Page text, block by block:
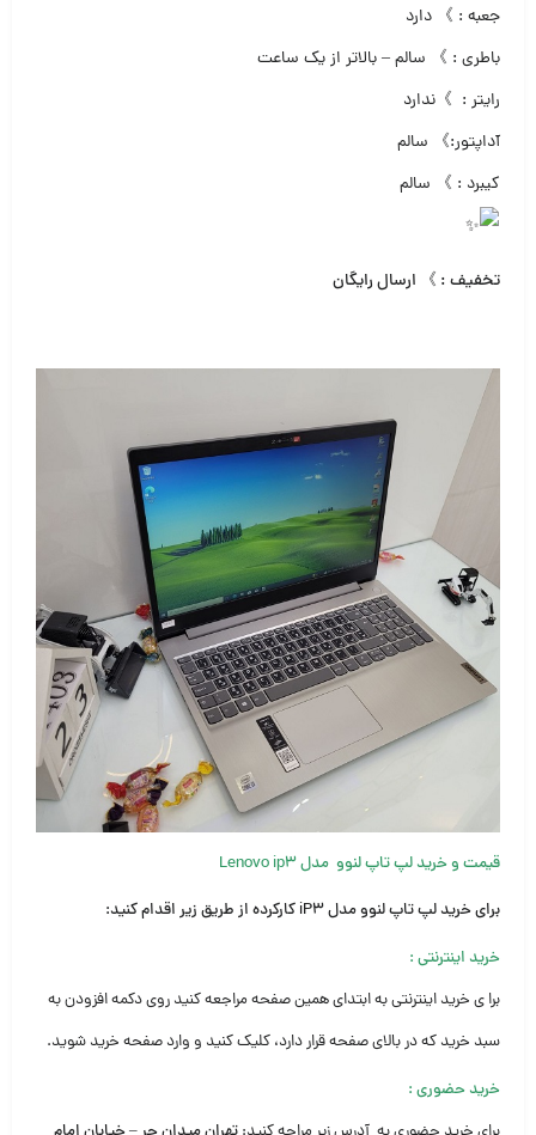
جعبه : 》 دارد
باطری : 》 سالم – بالاتر از یک ساعت
رایتر : 》ندارد
آداپتور:》 سالم
کیبرد : 》 سالم
تخفیف : 》 ارسال رایگان
قیمت و خرید لپ تاپ لنوو مدل Lenovo ip3
برای خرید لپ تاپ لنوو مدل iP3 کارکرده از طریق زیر اقدام کنید:
خرید اینترنتی:
برا ی خرید اینترنتی به ابتدای همین صفحه مراجعه کنید روی دکمه افزودن به
سبد خرید که در بالای صفحه قرار دارد، کلیک کنید و وارد صفحه خرید شوید.
خرید حضوری: